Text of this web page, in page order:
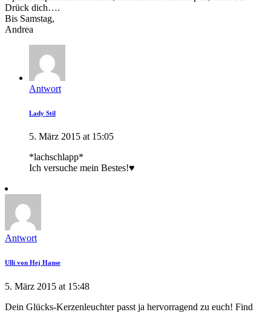
Drück dich….
Bis Samstag,
Andrea
Antwort
Lady Stil
5. März 2015 at 15:05
*lachschlapp*
Ich versuche mein Bestes!♥
Antwort
Ulli von Hej Hanse
5. März 2015 at 15:48
Dein Glücks-Kerzenleuchter passt ja hervorragend zu euch! Find